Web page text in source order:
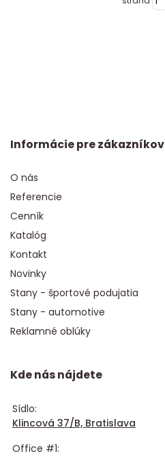
Informácie pre zákazníkov
O nás
Referencie
Cenník
Katalóg
Kontakt
Novinky
Stany - športové podujatia
Stany - automotive
Reklamné oblúky
Kde nás nájdete
Sídlo:
Klincová 37/B, Bratislava
Office #1: